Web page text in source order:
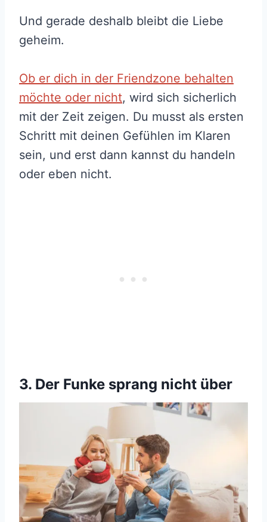
Und gerade deshalb bleibt die Liebe
geheim.
Ob er dich in der Friendzone behalten
möchte oder nicht, wird sich sicherlich
mit der Zeit zeigen. Du musst als ersten
Schritt mit deinen Gefühlen im Klaren
sein, und erst dann kannst du handeln
oder eben nicht.
3. Der Funke sprang nicht über